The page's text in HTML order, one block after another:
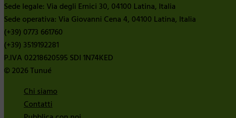
Sede legale: Via degli Ernici 30, 04100 Latina, Italia
Sede operativa: Via Giovanni Cena 4, 04100 Latina, Italia
(+39) 0773 661760
(+39) 3519192281
P.IVA 02218620595 SDI 1N74KED
© 2026 Tunué
Chi siamo
Contatti